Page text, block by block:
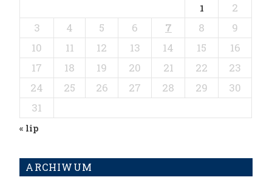
1
2
3
4 5 6 7 8
9
10
11 12 13 14 15
16
17
18 19 20 21 22
23
24
25 26 27 28 29
30
31
« lip
ARCHIWUM